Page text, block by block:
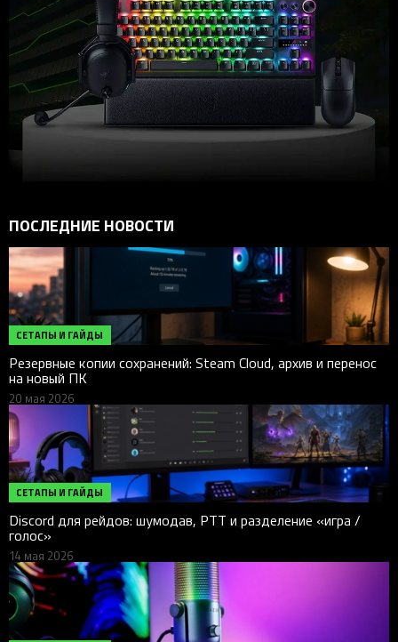
ПОСЛЕДНИЕ НОВОСТИ
СЕТАПЫ И ГАЙДЫ
Резервные копии сохранений: Steam Cloud, архив и перенос
на новый ПК
20 мая 2026
СЕТАПЫ И ГАЙДЫ
Discord для рейдов: шумодав, PTT и разделение «игра /
голос»
14 мая 2026